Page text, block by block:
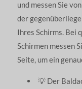
und messen Sie
der
Ihres Schirms. Bei
Schirmen messen
Seite, um ein
💡 Der